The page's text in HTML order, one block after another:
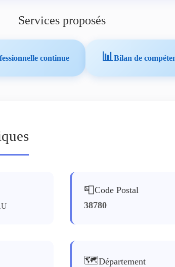
Services proposés
continue 📊Bilan de
📮Code Postal
38780
🗺️Département